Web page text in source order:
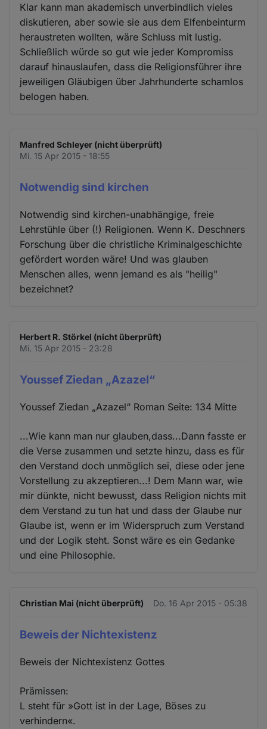
Klar kann man akademisch unverbindlich vieles
diskutieren, aber sowie sie aus dem Elfenbeinturm
heraustreten wollten, wäre Schluss mit lustig.
Schließlich würde so gut wie jeder Kompromiss
darauf hinauslaufen, dass die Religionsführer ihre
jeweiligen Gläubigen über Jahrhunderte schamlos
belogen haben.
Manfred Schleyer (nicht überprüft)
Mi. 15 Apr 2015 - 18:55
Notwendig sind kirchen
Notwendig sind kirchen-unabhängige, freie
Lehrstühle über (!) Religionen. Wenn K. Deschners
Forschung über die christliche Kriminalgeschichte
gefördert worden wäre! Und was glauben
Menschen alles, wenn jemand es als "heilig"
bezeichnet?
Herbert R. Störkel (nicht überprüft)
Mi. 15 Apr 2015 - 23:28
Youssef Ziedan „Azazel“
Youssef Ziedan „Azazel“ Roman Seite: 134 Mitte
...Wie kann man nur glauben,dass...Dann fasste er
die Verse zusammen und setzte hinzu, dass es für
den Verstand doch unmöglich sei, diese oder jene
Vorstellung zu akzeptieren...! Dem Mann war, wie
mir dünkte, nicht bewusst, dass Religion nichts mit
dem Verstand zu tun hat und dass der Glaube nur
Glaube ist, wenn er im Widerspruch zum Verstand
und der Logik steht. Sonst wäre es ein Gedanke
und eine Philosophie.
Christian Mai (nicht überprüft) Do. 16 Apr 2015 - 05:38
Beweis der Nichtexistenz
Beweis der Nichtexistenz Gottes
Prämissen:
L steht für »Gott ist in der Lage, Böses zu
verhindern«.